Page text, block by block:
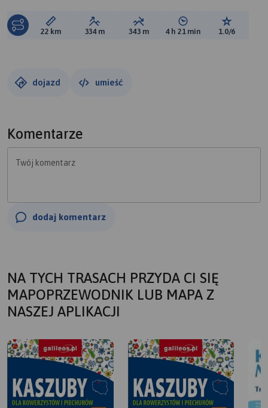
Długość trasy:
22 km Suma przewyższeń:
334 m Suma spadków:
343 m Średni czas potrzebny
4 h 21 min Ocena
1.0/6
dojazd umieść
Komentarze
Twój komentarz
dodaj komentarz
NA TYCH TRASACH PRZYDA CI SIĘ
MAPOPRZEWODNIK LUB MAPA Z
NASZEJ APLIKACJI